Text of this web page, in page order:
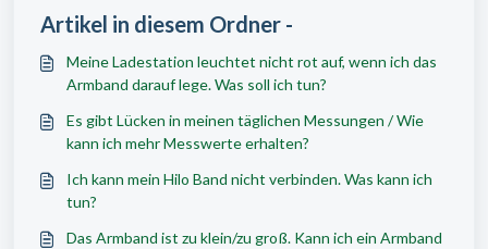
Artikel in diesem Ordner -
Meine Ladestation leuchtet nicht rot auf, wenn ich das
Armband darauf lege. Was soll ich tun?
Es gibt Lücken in meinen täglichen Messungen / Wie
kann ich mehr Messwerte erhalten?
Ich kann mein Hilo Band nicht verbinden. Was kann ich
tun?
Das Armband ist zu klein/zu groß. Kann ich ein Armband